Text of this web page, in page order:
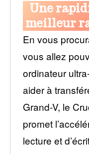
Une
meilleur
En vous
vous allez
ordinateur
aider à
Grand-V, le
promet
lecture et